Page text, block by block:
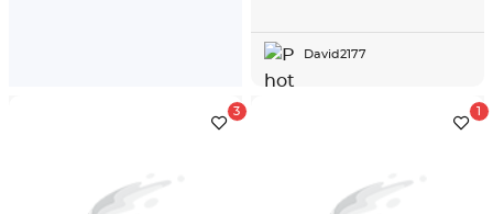
David2177